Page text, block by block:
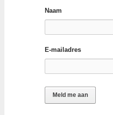
Naam
E-mailadres